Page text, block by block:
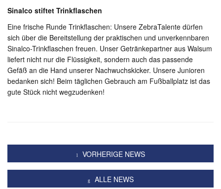
Sinalco stiftet Trinkflaschen
Eine frische Runde Trinkflaschen: Unsere ZebraTalente dürfen
sich über die Bereitstellung der praktischen und unverkennbaren
Sinalco-Trinkflaschen freuen. Unser Getränkepartner aus Walsum
liefert nicht nur die Flüssigkeit, sondern auch das passende
Gefäß an die Hand unserer Nachwuchskicker. Unsere Junioren
bedanken sich! Beim täglichen Gebrauch am Fußballplatz ist das
gute Stück nicht wegzudenken!
VORHERIGE NEWS
ALLE NEWS